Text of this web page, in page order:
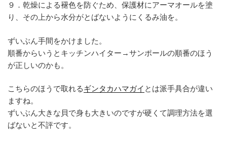
９．乾燥による褪色を防ぐため、保護材にアーマオールを塗
り、その上から水分がとばないようにくるみ油を。
ずいぶん手間をかけました。
順番からいうとキッチンハイター→サンポールの順番のほう
が正しいのかも。
こちらのほうで取れるギンタカハマガイ とは派手具合が違い
ますね。
ずいぶん大きな貝で身も大きいのですが硬くて調理方法を選
ばないと不評です。